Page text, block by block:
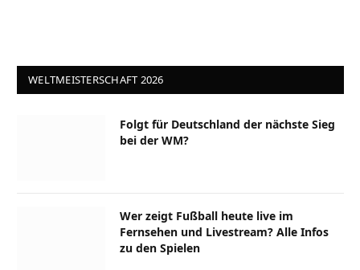
WELTMEISTERSCHAFT 2026
Folgt für Deutschland der nächste Sieg
bei der WM?
Wer zeigt Fußball heute live im
Fernsehen und Livestream? Alle Infos
zu den Spielen